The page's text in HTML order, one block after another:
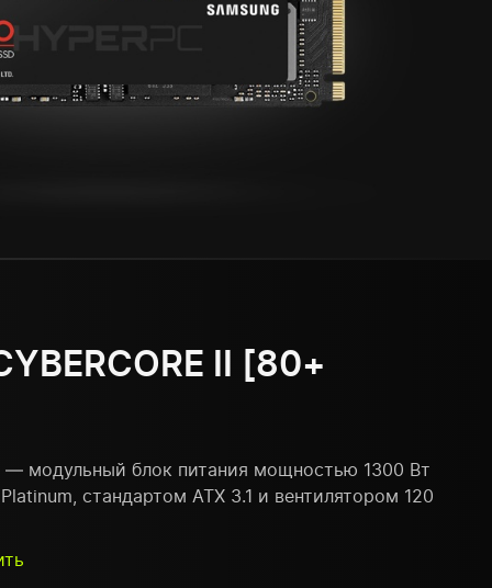
II [80+
— модульный блок питания мощностью 1300 Вт
стандартом ATX 3.1 и вентилятором 120